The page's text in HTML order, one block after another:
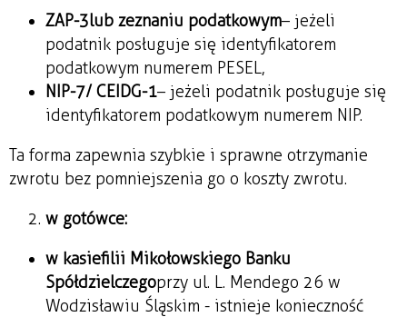
ZAP-3lub zeznaniu podatkowym– jeżeli
podatnik posługuje się identyfikatorem
podatkowym numerem PESEL,
NIP-7/ CEIDG-1– jeżeli podatnik posługuje się
identyfikatorem podatkowym numerem NIP.
Ta forma zapewnia szybkie i sprawne otrzymanie
zwrotu bez pomniejszenia go o koszty zwrotu.
w gotówce:
w kasiefilii Mikołowskiego Banku
Spółdzielczegoprzy ul. L. Mendego 26 w
Wodzisławiu Śląskim - istnieje konieczność